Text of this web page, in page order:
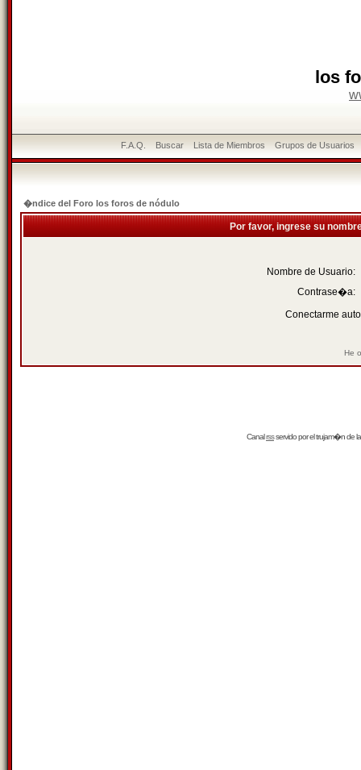
los
F.A.Q. Buscar Lista de Miembros Grupos de Usuarios
�ndice del Foro los foros de nódulo
Por favor, ingrese su
Nombre de Usuario:
Contrase�a:
Conectarme
He
Canalrssservido por eltrujam�nde